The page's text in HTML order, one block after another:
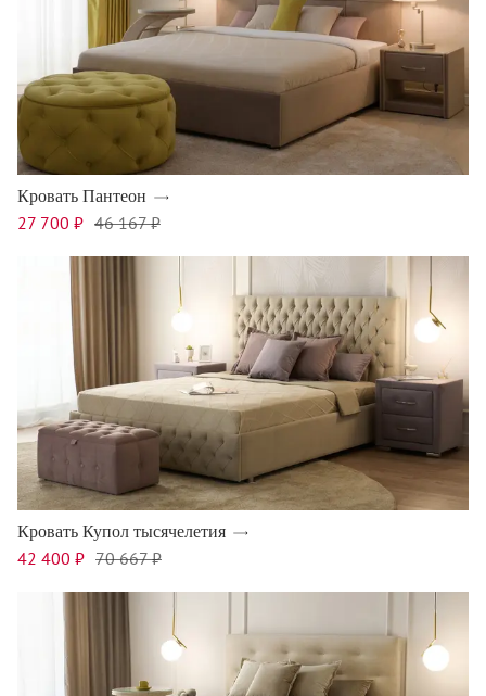
Кровать Пантеон
27 700 ₽ 46 167 ₽
Кровать Купол тысячелетия
42 400 ₽ 70 667 ₽